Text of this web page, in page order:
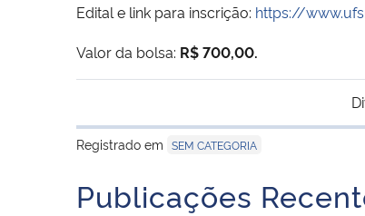
Edital e link para inscrição: https://
Valor da bolsa: R$ 700,00.
Registrado em SEM CATEGORIA
Publicações